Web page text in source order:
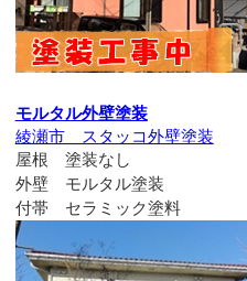
モルタル外壁塗装
綾瀬市 スタッコ外壁塗装
屋根 塗装なし
外壁 モルタル塗装
付帯 セラミック塗料